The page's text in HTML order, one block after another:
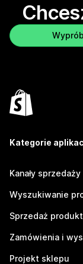
Kategorie
Kanały sprzedaży
Wyszukiwanie
Sprzedaż
Zamówienia i
Projekt sklepu